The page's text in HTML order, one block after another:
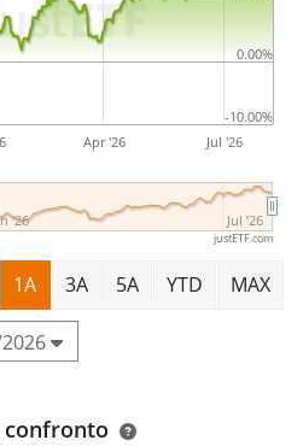
Apr '26 Jul '26
'26 Jul '26
-10.00%
0.00%
justETF.com
1A 3A 5A YTD MAX
confronto